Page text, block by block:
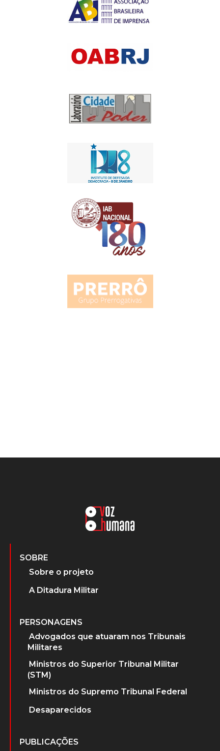
SOBRE
Sobre o projeto
A Ditadura Militar
PERSONAGENS
Advogados que atuaram nos Tribunais
Militares
Ministros do Superior Tribunal Militar
(STM)
Ministros do Supremo Tribunal Federal
Desaparecidos
PUBLICAÇÕES